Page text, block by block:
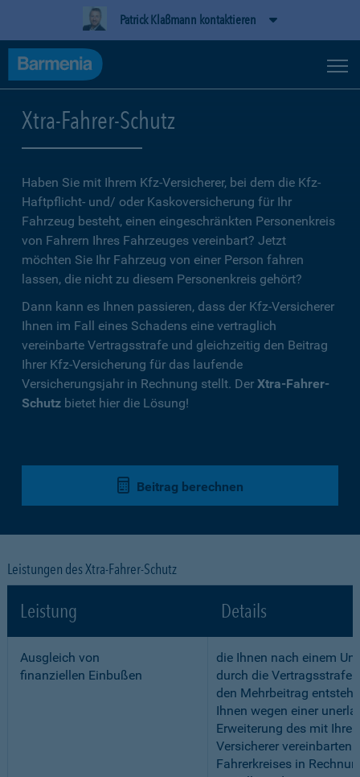
Patrick Klaßmann kontaktieren
Xtra-Fahrer-Schutz
Haben Sie mit Ihrem Kfz-Versicherer, bei dem die Kfz-
Haftpflicht- und/ oder Kaskoversicherung für Ihr
Fahrzeug besteht, einen eingeschränkten Personenkreis
von Fahrern Ihres Fahrzeuges vereinbart? Jetzt
möchten Sie Ihr Fahrzeug von einer Person fahren
lassen, die nicht zu diesem Personenkreis gehört?
Dann kann es Ihnen passieren, dass der Kfz-Versicherer
Ihnen im Fall eines Schadens eine vertraglich
vereinbarte Vertragsstrafe und gleichzeitig den Beitrag
Ihrer Kfz-Versicherung für das laufende
Versicherungsjahr in Rechnung stellt. Der Xtra-Fahrer-
Schutz bietet hier die Lösung!
Beitrag berechnen
Leistungen des Xtra-Fahrer-Schutz
Leistung Details
Ausgleich von
finanziellen Einbußen
die Ihnen nach einem
durch die Vertragsstrafe
den Mehrbeitrag
Ihnen wegen einer
Erweiterung des mit
Versicherer vereinbarten
Fahrerkreises in